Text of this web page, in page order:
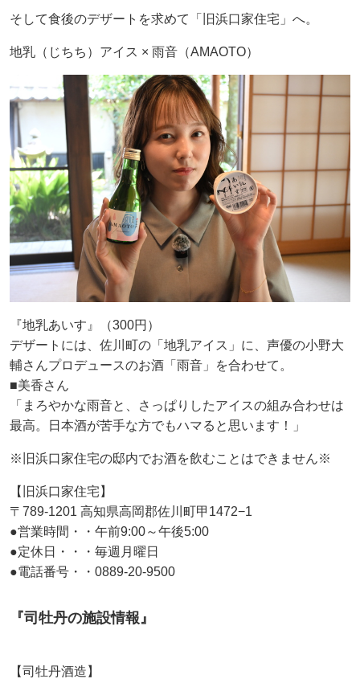
そして食後のデザートを求めて「旧浜口家住宅」へ。
地乳（じちち）アイス × 雨音（AMAOTO）
『地乳あいす』（300円）
デザートには、佐川町の「地乳アイス」に、声優の小野大
輔さんプロデュースのお酒「雨音」を合わせて。
■美香さん
「まろやかな雨音と、さっぱりしたアイスの組み合わせは
最高。日本酒が苦手な方でもハマると思います！」
※旧浜口家住宅の邸内でお酒を飲むことはできません※
【旧浜口家住宅】
〒789-1201 高知県高岡郡佐川町甲1472−1
●営業時間・・午前9:00～午後5:00
●定休日・・・毎週月曜日
●電話番号・・0889-20-9500
『司牡丹の施設情報』
【司牡丹酒造】